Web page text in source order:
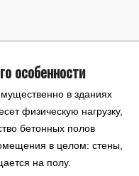
особенности
в зданиях
физическую нагрузку,
бетонных полов
в целом: стены,
на полу.